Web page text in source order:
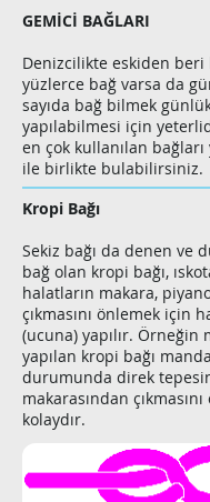
GEMİCİ BAĞLARI
Denizcilikte eskiden beri
yüzlerce bağ varsa da
sayıda bağ bilmek
yapılabilmesi için
en çok kullanılan bağları
ile birlikte bulabilirsiniz.
Kropi Bağı
Sekiz bağı da denen ve
bağ olan kropi bağı,
halatların makara,
çıkmasını önlemek için
(ucuna) yapılır. Örneğin
yapılan kropi bağı
durumunda direk
makarasından
kolaydır.